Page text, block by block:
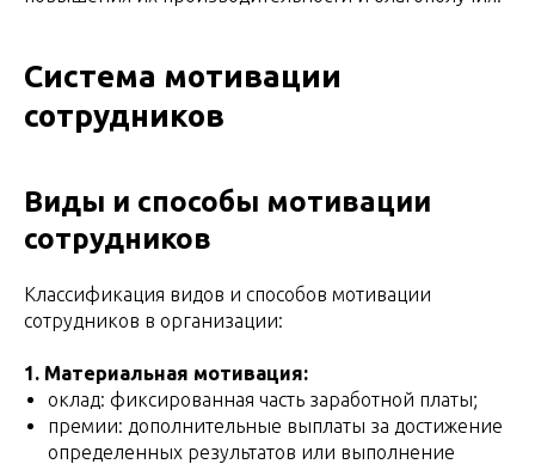
Система мотивации
сотрудников
Виды и способы мотивации
сотрудников
Классификация видов и способов мотивации
сотрудников в организации:
1. Материальная мотивация:
оклад: фиксированная часть заработной платы;
премии: дополнительные выплаты за достижение
определенных результатов или выполнение